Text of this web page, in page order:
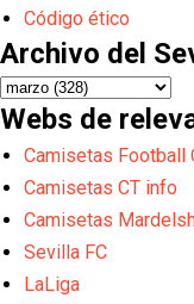
Código ético
Archivo del
Webs de
Camisetas Football
Camisetas CT info
Camisetas
Sevilla FC
LaLiga